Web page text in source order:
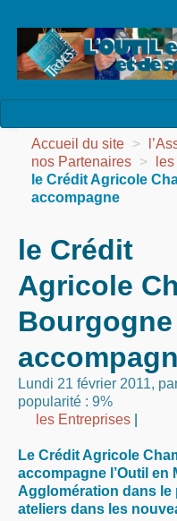
l’Association
la Vie de l’Association
les Evénements
les Réalisations
Agenda
Contact
Accueil du site >
nos Partenaires >
le Crédit Agricole
accompagne
le Crédit
Agricole
Lundi 21 février 2011,
popularité : 9%
les Entreprises
Le Crédit Agricole
accompagne l’Outil en
Agglomération dans le
ateliers dans les